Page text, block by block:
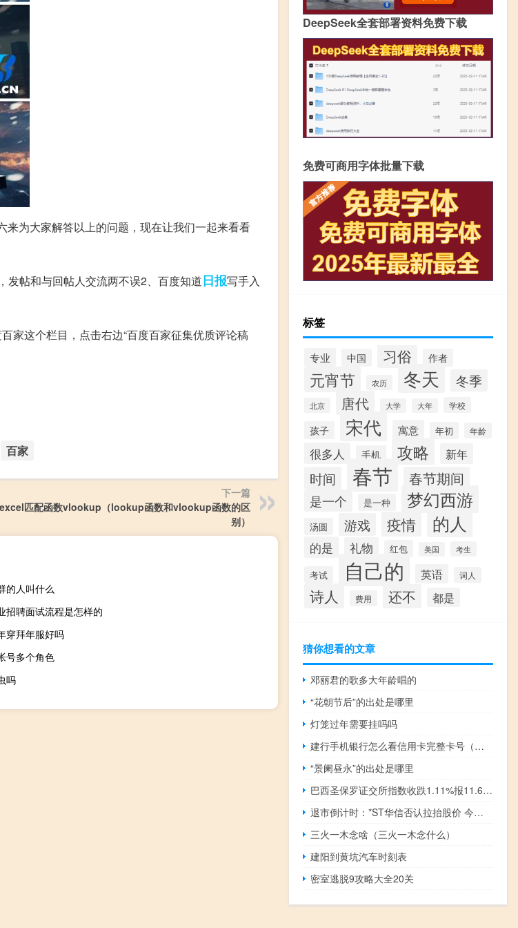
为大家解答以上的问题，现在让我们一起来看看
发帖和与回帖人交流两不误2、百度知道日报写手入
家这个栏目，点击右边“百度百家征集优质评论稿
百家
下一篇
excel匹配函数vlookup（lookup函数和vlookup函数的区
别）
的人叫什么
招聘面试流程是怎样的
穿拜年服好吗
号多个角色
吗
DeepSeek全套部署资料免费下载
免费可商用字体批量下载
标签
专业 中国 习俗 作者
元宵节 农历 冬天 冬季
北京 唐代 大学 大年 学校
孩子 宋代 寓意 年初 年龄
很多人 手机 攻略 新年
时间 春节 春节期间
是一个 是一种 梦幻西游
汤圆 游戏 疫情 的人
的是 礼物 红包 美国 考生
考试 自己的 英语 词人
诗人 费用 还不 都是
猜你想看的文章
邓丽君的歌多大年龄唱的
“花朝节后”的出处是哪里
灯笼过年需要挂吗吗
建行手机银行怎么看信用卡完整卡号（建行信用卡卡号怎么在手机银行查看）
“景阑昼永”的出处是哪里
巴西圣保罗证交所指数收跌1.11%报11.6万点本周（四个交易日）累涨1.41%巴西雷亚尔兑美元目前下跌0.52%报5.0770雷亚尔本周累涨约1.40%阿根廷股市周五休市MERVAL指数本周（四个交易日）累计上涨21.02%
退市倒计时：*ST华信否认拉抬股价 今日开盘即跌停
三火一木念啥（三火一木念什么）
建阳到黄坑汽车时刻表
密室逃脱9攻略大全20关